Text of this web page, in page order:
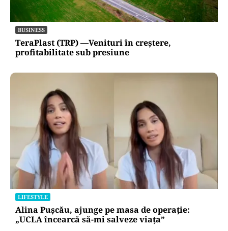
BUSINESS
TeraPlast (TRP) —Venituri în creștere,
profitabilitate sub presiune
LIFESTYLE
Alina Pușcău, ajunge pe masa de operație:
„UCLA încearcă să-mi salveze viața”